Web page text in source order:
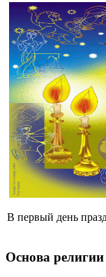
В первый день
Основа религии